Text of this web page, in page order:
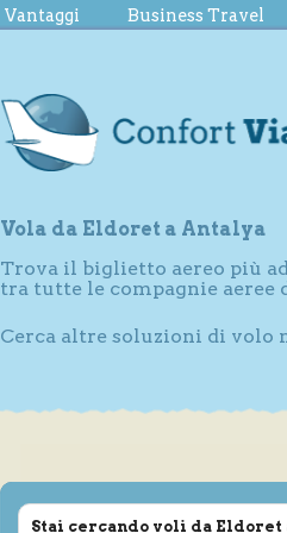
Vantaggi Business Travel
Vola da Eldoret a Antalya
Trova il biglietto aereo più
tra tutte le compagnie aeree
Cerca altre soluzioni di volo
Stai cercando voli da Eldoret